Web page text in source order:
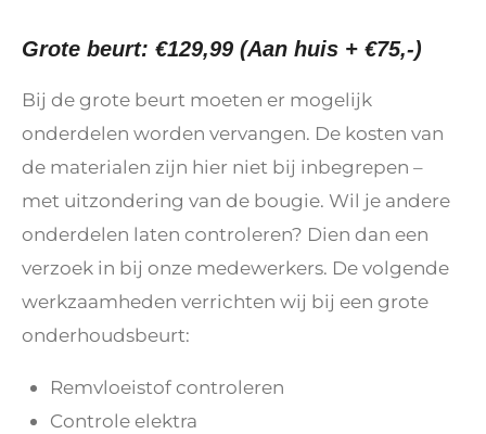
Grote beurt: €129,99 (Aan huis + €75,-)
Bij de grote beurt moeten er mogelijk
onderdelen worden vervangen. De kosten van
de materialen zijn hier niet bij inbegrepen –
met uitzondering van de bougie. Wil je andere
onderdelen laten controleren? Dien dan een
verzoek in bij onze medewerkers. De volgende
werkzaamheden verrichten wij bij een grote
onderhoudsbeurt:
Remvloeistof controleren
Controle elektra